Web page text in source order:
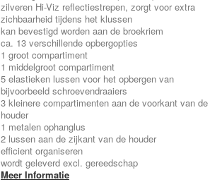
zilveren Hi-Viz reflectiestrepen, zorgt voor extra
zichbaarheid tijdens het klussen
kan bevestigd worden aan de broekriem
ca. 13 verschillende opbergopties
1 groot compartiment
1 middelgroot compartiment
5 elastieken lussen voor het opbergen van
bijvoorbeeld schroevendraaiers
3 kleinere compartimenten aan de voorkant van de
houder
1 metalen ophanglus
2 lussen aan de zijkant van de houder
efficient organiseren
wordt geleverd excl. gereedschap
Meer Informatie